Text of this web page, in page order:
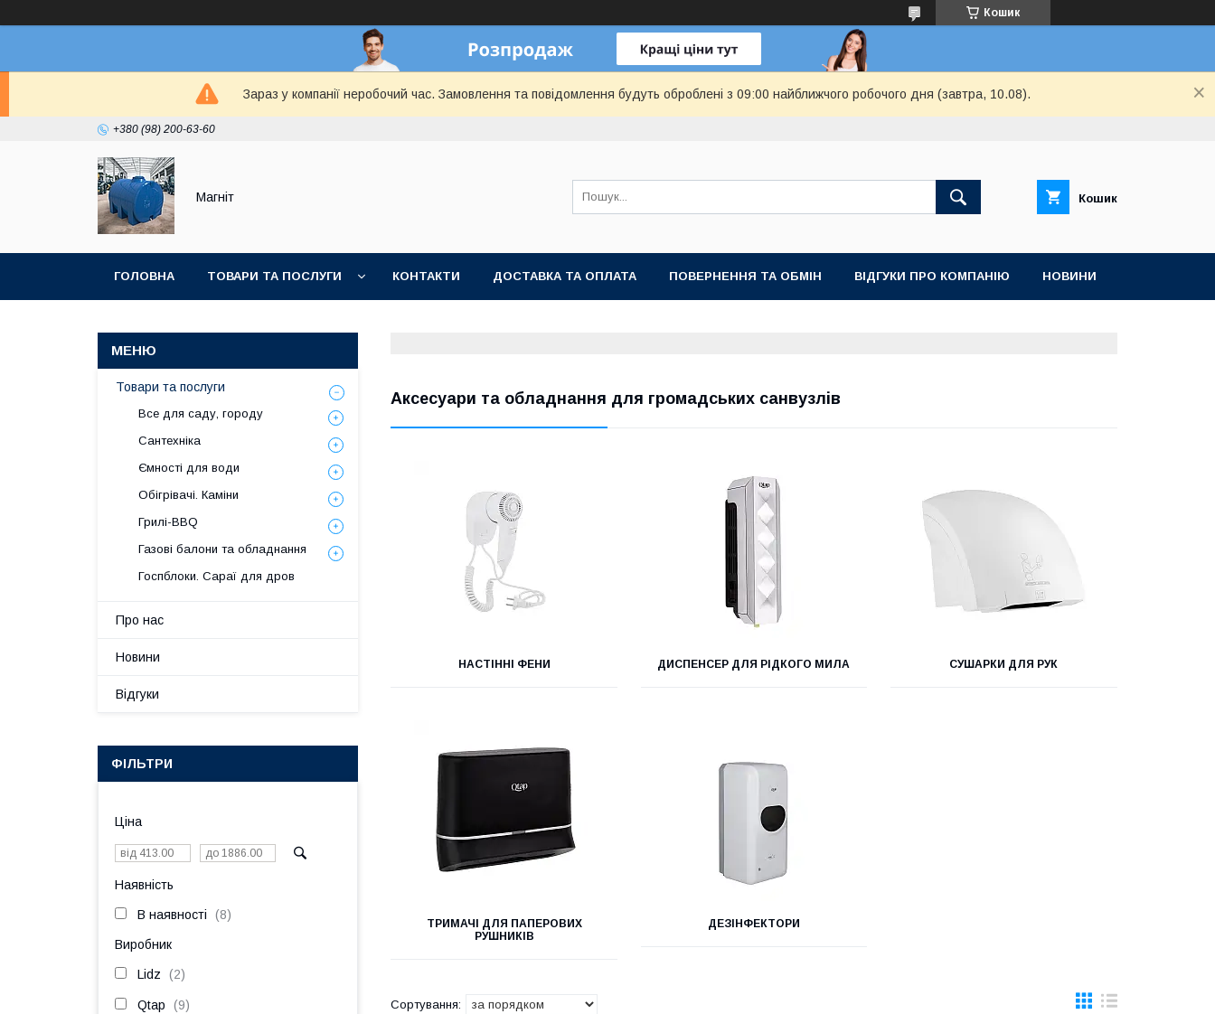
Кошик
Зараз у компанії неробочий час. Замовлення та повідомлення будуть оброблені з 09:00 найближчого робочого дня (завтра, 10.08).
+380 (98) 200-63-60
Магніт Кошик
ГОЛОВНА ТОВАРИ ТА ПОСЛУГИ КОНТАКТИ ДОСТАВКА ТА ОПЛАТА ПОВЕРНЕННЯ ТА ОБМІН ВІДГУКИ ПРО КОМПАНІЮ НОВИНИ
Аксесуари та обладнання для громадських санвузлів
НАСТІННІ ФЕНИ ДИСПЕНСЕР ДЛЯ РІДКОГО МИЛА СУШАРКИ ДЛЯ РУК
ТРИМАЧІ ДЛЯ ПАПЕРОВИХ
РУШНИКІВ
ДЕЗІНФЕКТОРИ
Товари та послуги
Все для саду, городу
Сантехніка
Ємності для води
Обігрівачі. Каміни
Грилі-BBQ
Газові балони та обладнання
Госпблоки. Сараї для дров
Про нас
Новини
Відгуки
ФІЛЬТРИ
Ціна
Наявність
В наявності 8
Виробник
Lidz 2
Qtap 9